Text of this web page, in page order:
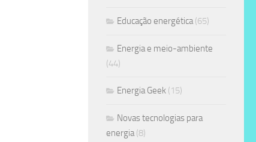
Educação energética (65)
Energia e meio-ambiente
(44)
Energia Geek (15)
Novas tecnologias para
energia (8)